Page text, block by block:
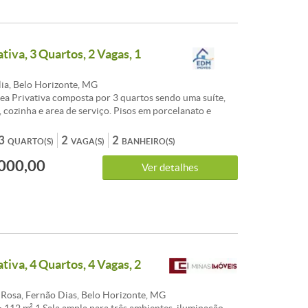
3 Quartos, 2 Vagas, 1
Belo Horizonte, MG
Privativa composta por 3 quartos sendo uma suíte,
cozinha e area de serviço. Pisos em porcelanato e
QUARTO(S) VAGA(S)
2 BANHEIRO(S)
2
Ver detalhes
4 Quartos, 4 Vagas, 2
Fernão Dias, Belo Horizonte, MG